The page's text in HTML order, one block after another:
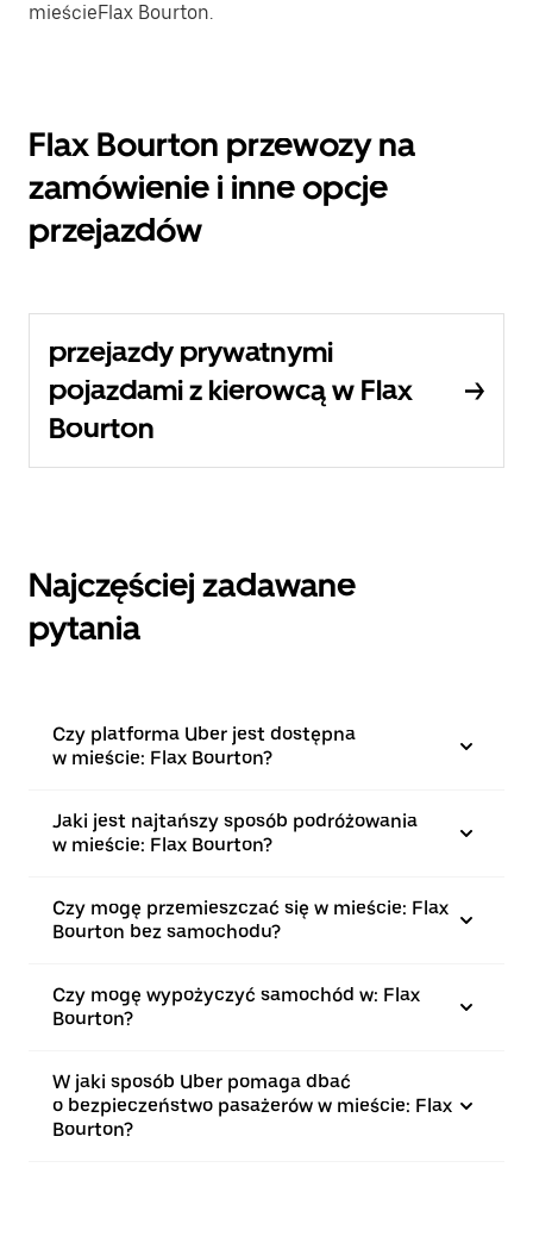
mieścieFlax Bourton.
Flax Bourton przewozy na
zamówienie i inne opcje
przejazdów
przejazdy prywatnymi
pojazdami z kierowcą w Flax
Bourton
Najczęściej zadawane
pytania
Czy platforma Uber jest dostępna
w mieście: Flax Bourton?
Jaki jest najtańszy sposób podróżowania
w mieście: Flax Bourton?
Czy mogę przemieszczać się w mieście: Flax
Bourton bez samochodu?
Czy mogę wypożyczyć samochód w: Flax
Bourton?
W jaki sposób Uber pomaga dbać
o bezpieczeństwo pasażerów w mieście: Flax
Bourton?